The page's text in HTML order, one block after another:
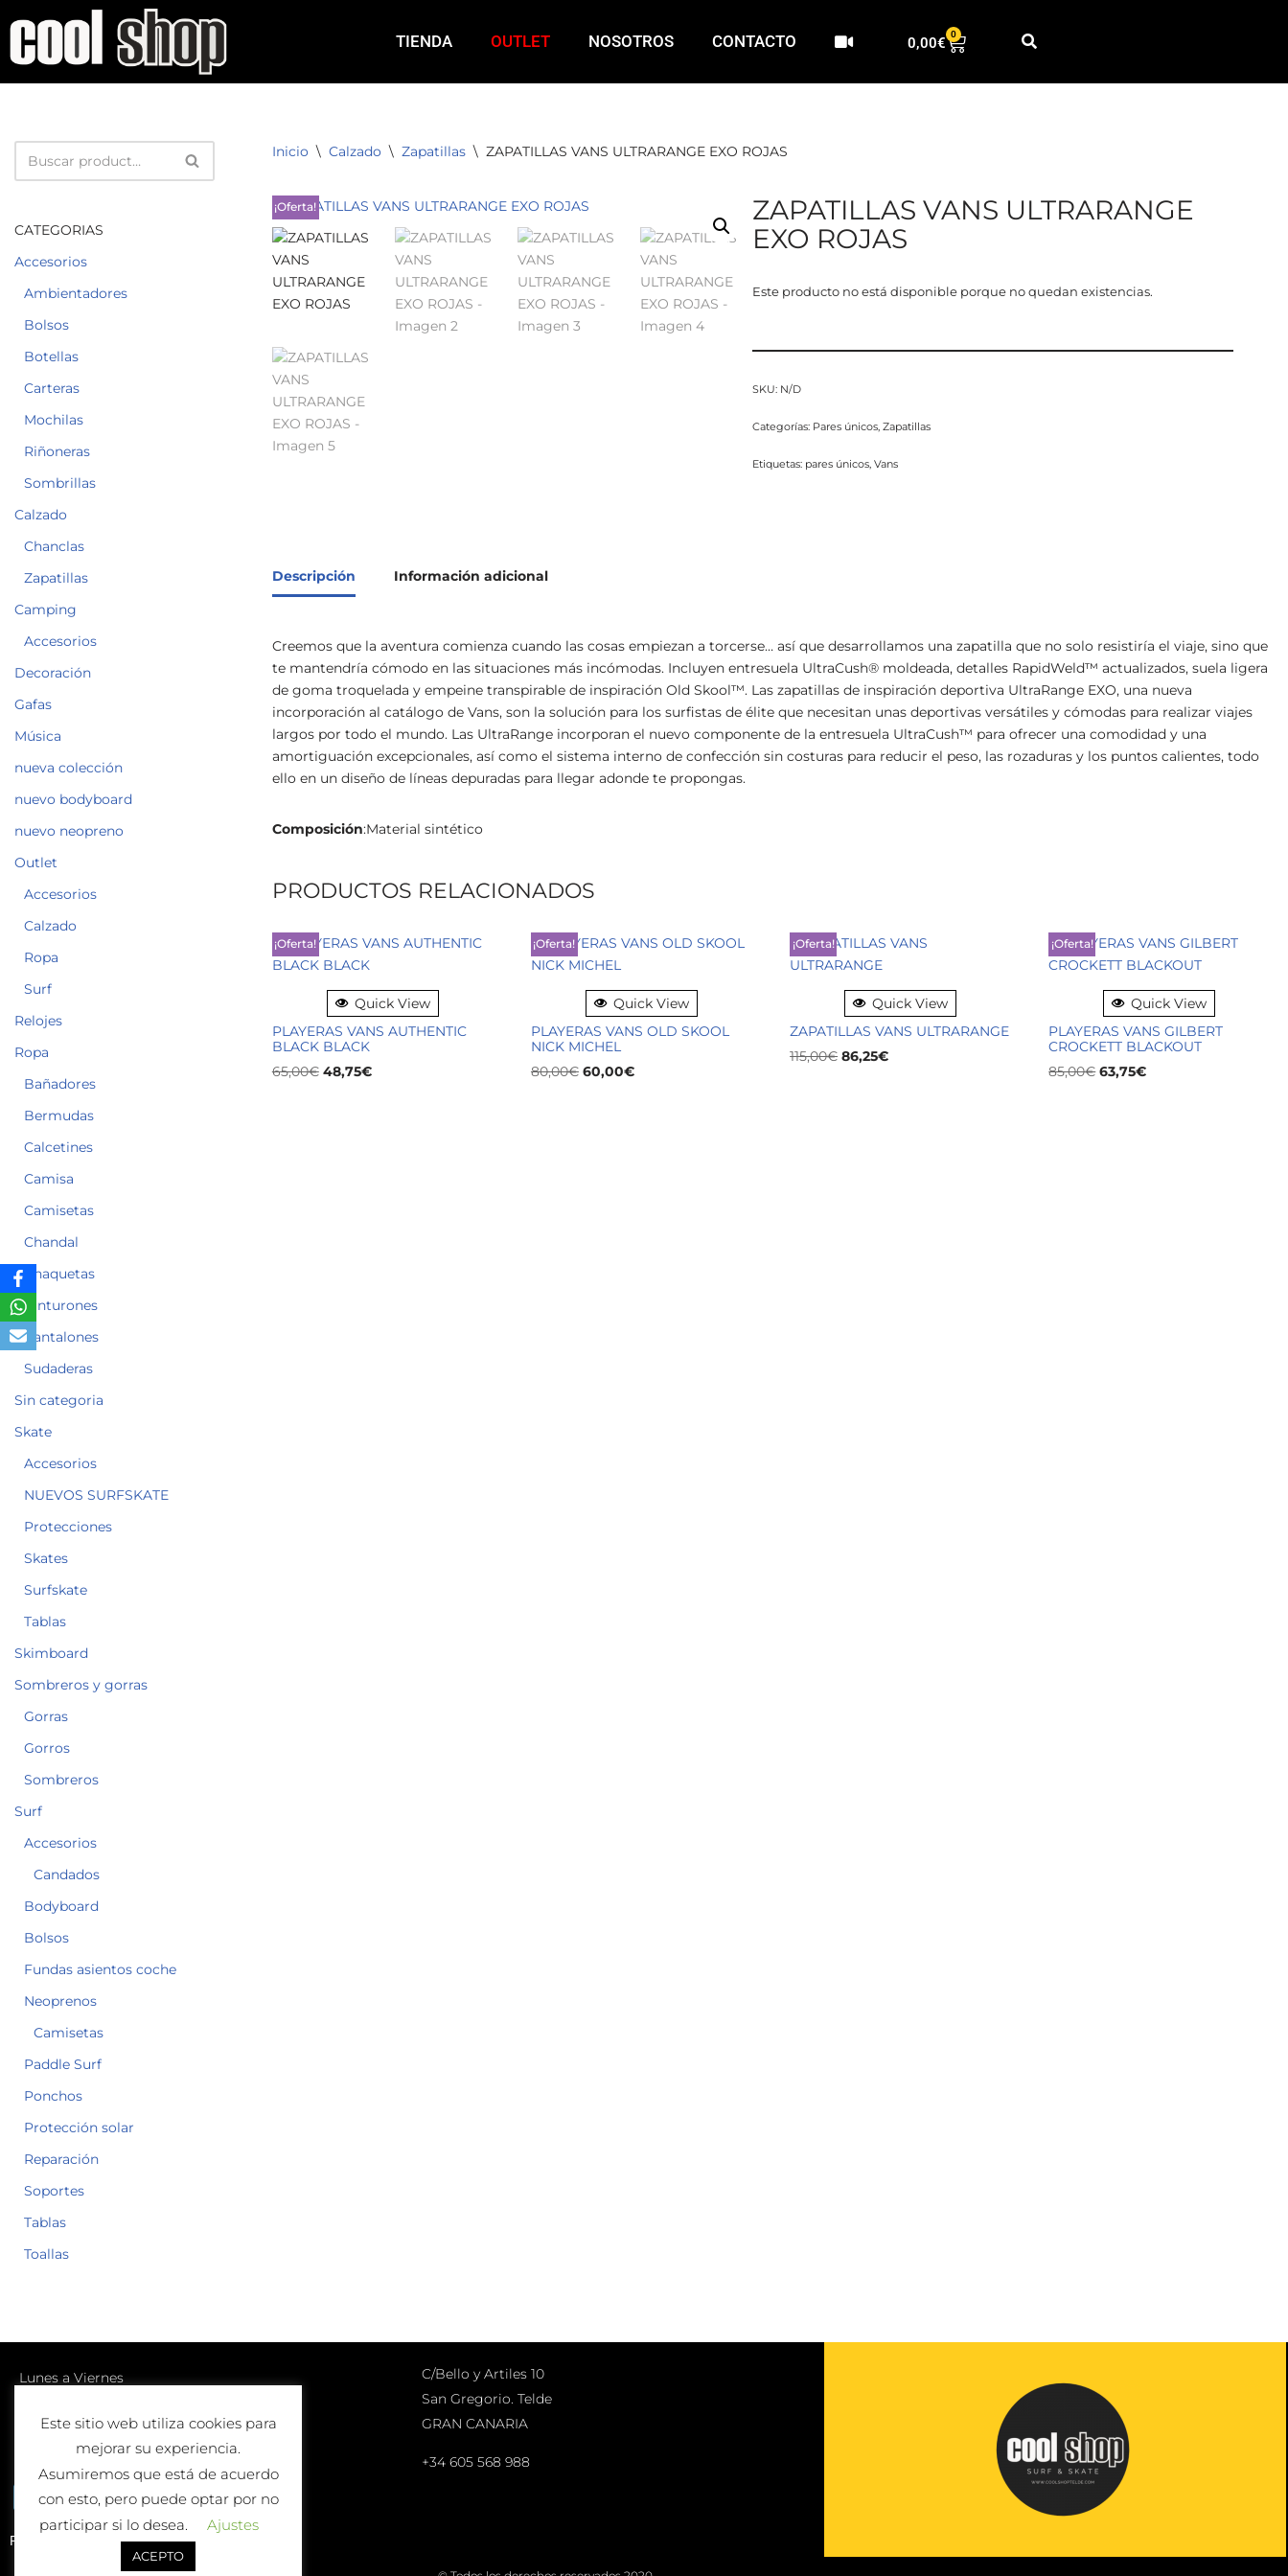
Saltar
TIENDA OUTLET NOSOTROS CONTACTO 0,00€
0
CATEGORIAS
Accesorios
Ambientadores
Bolsos
Botellas
Carteras
Mochilas
Riñoneras
Sombrillas
Calzado
Chanclas
Zapatillas
Camping
Accesorios
Decoración
Gafas
Música
nueva colección
nuevo bodyboard
nuevo neopreno
Outlet
Accesorios
Calzado
Ropa
Surf
Relojes
Ropa
Bañadores
Bermudas
Calcetines
Camisa
Camisetas
Chandal
Chaquetas
Cinturones
Pantalones
Sudaderas
Sin categoria
Skate
Accesorios
NUEVOS SURFSKATE
Protecciones
Skates
Surfskate
Tablas
Skimboard
Sombreros y gorras
Gorras
Gorros
Sombreros
Surf
Accesorios
Candados
Bodyboard
Bolsos
Fundas asientos coche
Neoprenos
Camisetas
Paddle Surf
Ponchos
Protección solar
Reparación
Soportes
Tablas
Toallas
Inicio \ Calzado \ Zapatillas \ ZAPATILLAS VANS ULTRARANGE EXO ROJAS
¡Oferta!
ZAPATILLAS VANS ULTRARANGE
EXO ROJAS
Este producto no está disponible porque no quedan existencias.
SKU: N/D
Categorías: Pares únicos ,Zapatillas
Etiquetas: pares únicos ,Vans
Descripción Información adicional
Creemos que la aventura comienza cuando las cosas empiezan a torcerse… así que desarrollamos una zapatilla que no solo resistiría el viaje, sino que
te mantendría cómodo en las situaciones más incómodas. Incluyen entresuela UltraCush® moldeada, detalles RapidWeld™ actualizados, suela ligera
de goma troquelada y empeine transpirable de inspiración Old Skool™. Las zapatillas de inspiración deportiva UltraRange EXO, una nueva
incorporación al catálogo de Vans, son la solución para los surfistas de élite que necesitan unas deportivas versátiles y cómodas para realizar viajes
largos por todo el mundo. Las UltraRange incorporan el nuevo componente de la entresuela UltraCush™ para ofrecer una comodidad y una
amortiguación excepcionales, así como el sistema interno de confección sin costuras para reducir el peso, las rozaduras y los puntos calientes, todo
ello en un diseño de líneas depuradas para llegar adonde te propongas.
Composición:Material sintético
PRODUCTOS RELACIONADOS
¡Oferta!
Quick View
PLAYERAS VANS AUTHENTIC
BLACK BLACK
65,00€ 48,75€
¡Oferta!
Quick View
PLAYERAS VANS OLD SKOOL
NICK MICHEL
80,00€ 60,00€
¡Oferta!
Quick View
ZAPATILLAS VANS ULTRARANGE
115,00€ 86,25€
¡Oferta!
Quick View
PLAYERAS VANS GILBERT
CROCKETT BLACKOUT
85,00€ 63,75€
Lunes a Viernes
Sábados
10:00-13:00
C/Bello y Artiles 10
San Gregorio. Telde
GRAN CANARIA
+34 605 568 988
Política de Devolución o Cambio
Este sitio web utiliza cookies para
mejorar su experiencia.
Asumiremos que está de acuerdo
con esto, pero puede optar por no
participar si lo desea.
Ajustes
ACEPTO